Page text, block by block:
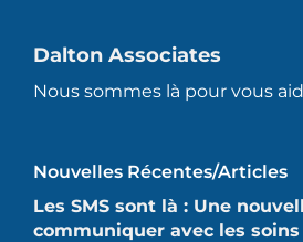
Dalton Associates
Nous sommes là pour vous
Nouvelles Récentes/articles
Les SMS sont là : Une
communiquer avec les soins